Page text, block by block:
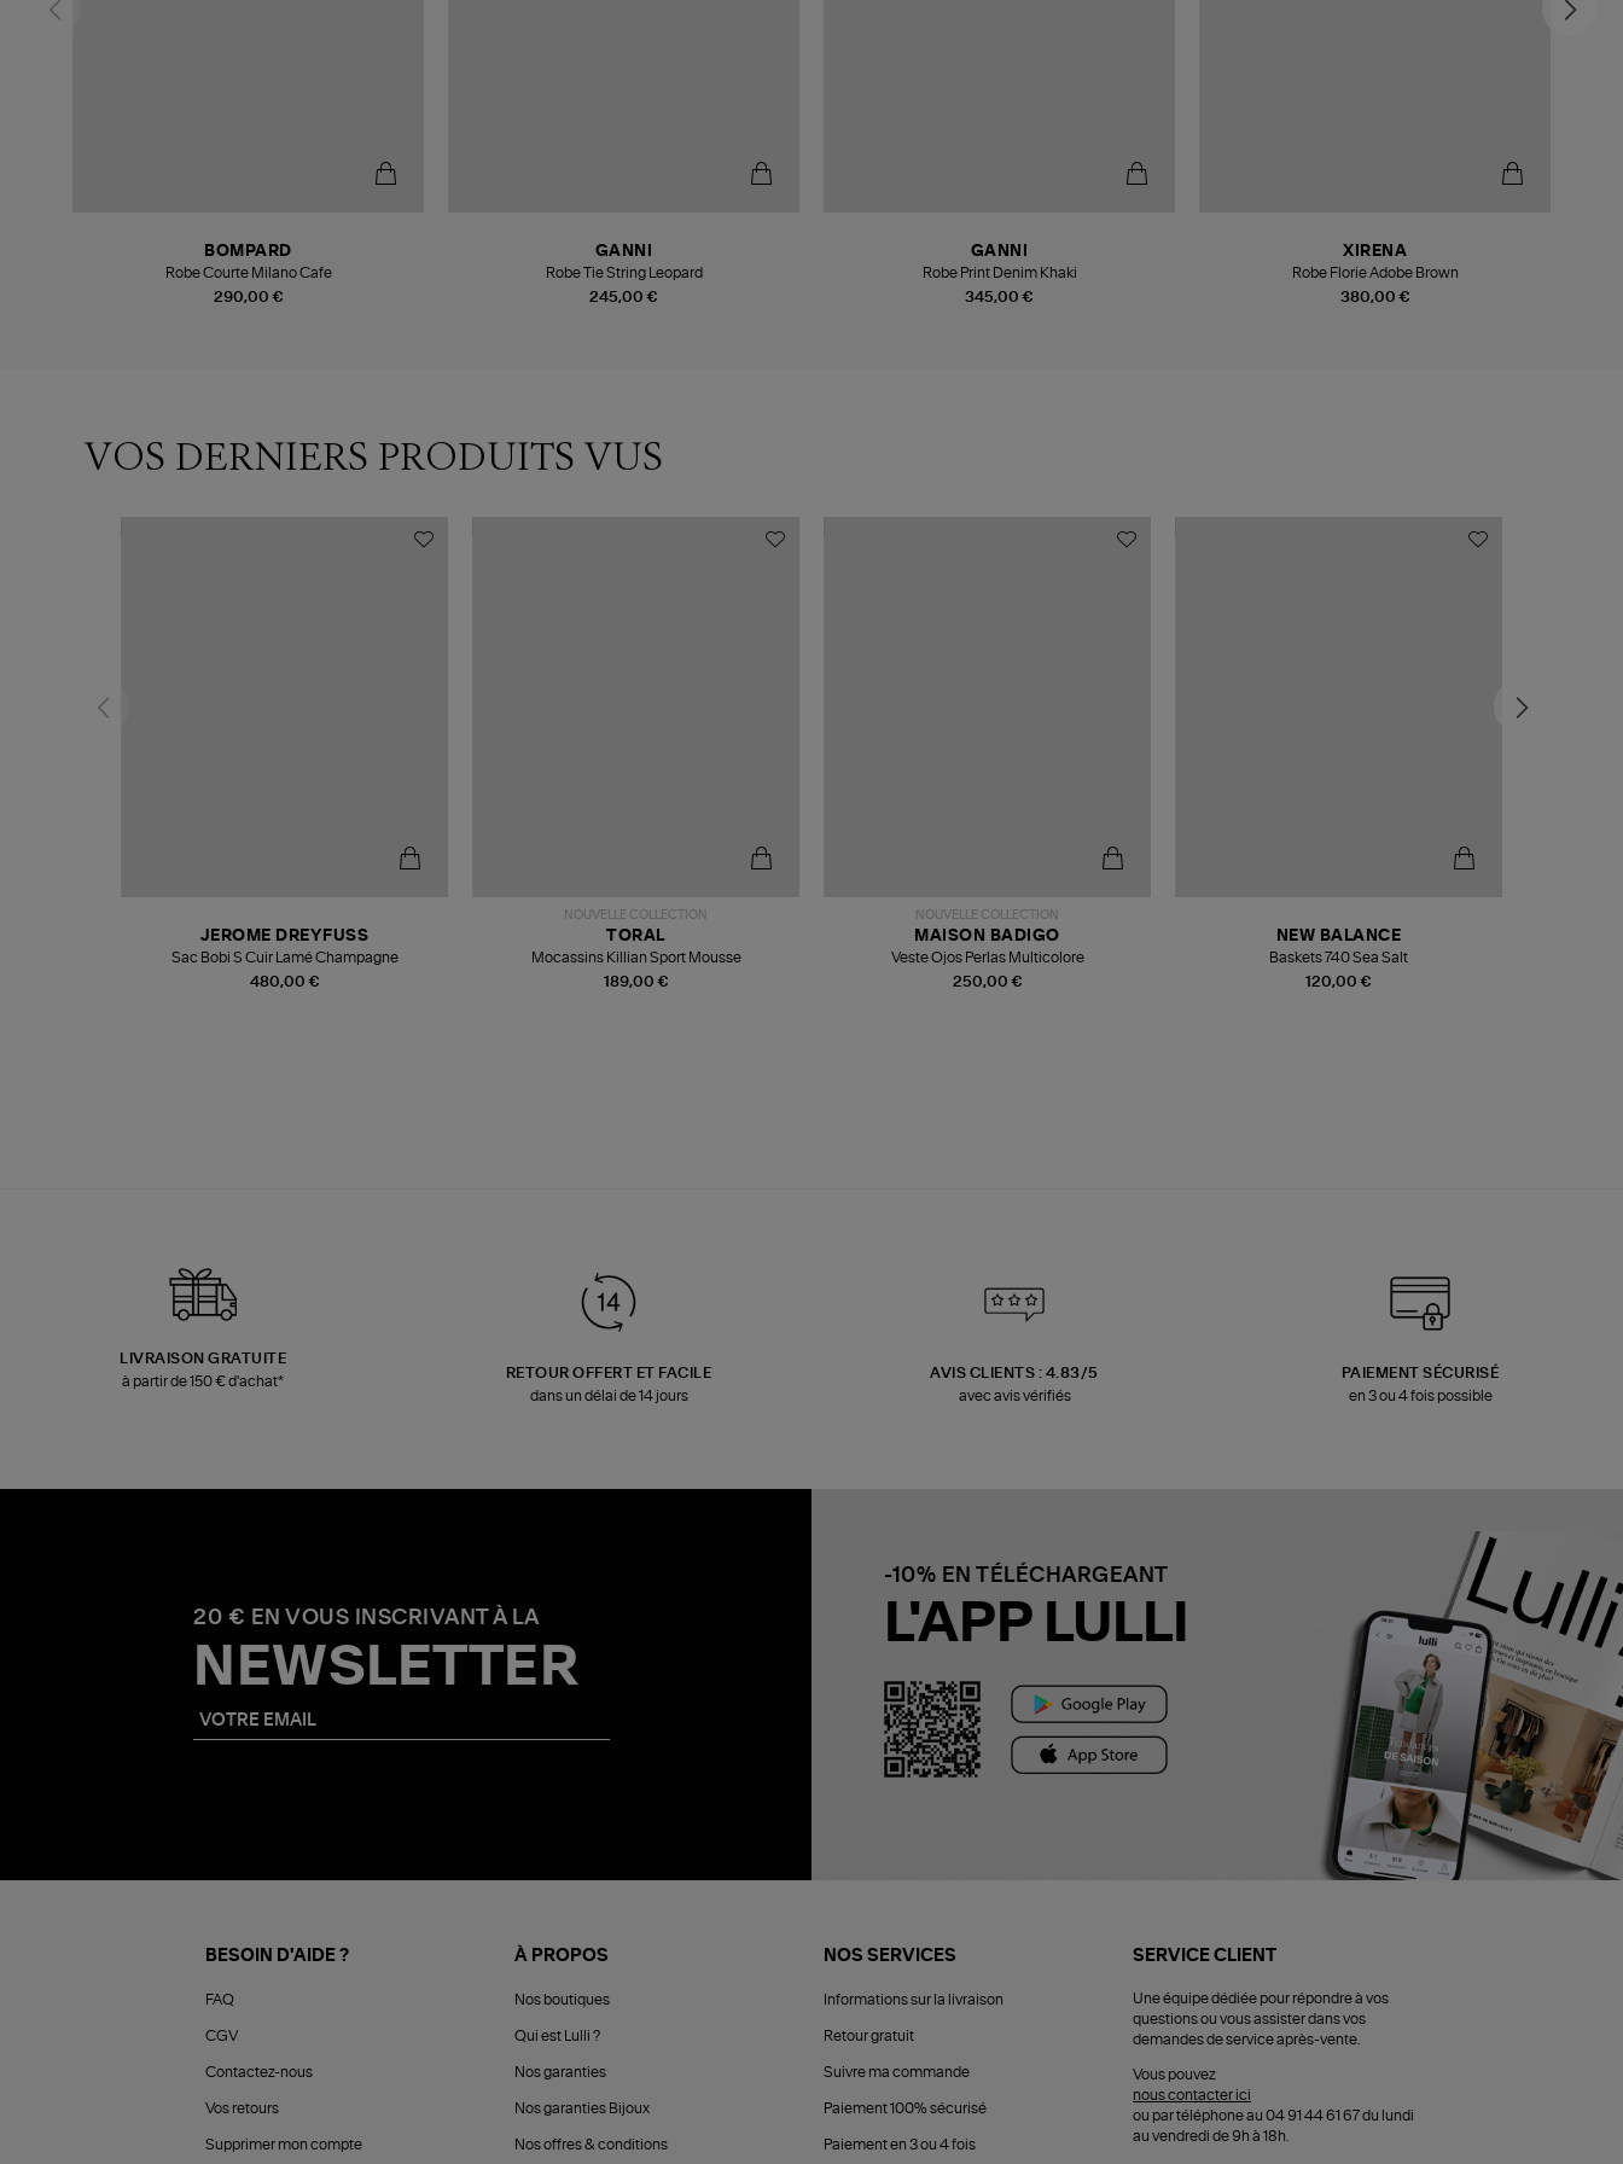
290,00 €
BOMPARD
Robe Courte Milano Cafe
245,00 €
GANNI
Robe Tie String Leopard
345,00 €
GANNI
Robe Print Denim Khaki
380,00 €
XIRENA
Robe Florie Adobe Brown
VOS DERNIERS PRODUITS VUS
480,00 €
JEROME DREYFUSS
Sac Bobi S Cuir Lamé Champagne
NOUVELLE COLLECTION
189,00 €
TORAL
Mocassins Killian Sport Mousse
NOUVELLE COLLECTION
250,00 €
MAISON BADIGO
Veste Ojos Perlas Multicolore
120,00 €
NEW BALANCE
Baskets 740 Sea Salt
LIVRAISON GRATUITE
à partir de 150 € d'achat*
RETOUR OFFERT ET FACILE
dans un délai de 14 jours
AVIS CLIENTS : 4.83/5
avec avis vérifiés
PAIEMENT SÉCURISÉ
en 3 ou 4 fois possible
20 € EN VOUS INSCRIVANT À LA
NEWSLETTER
-10% EN TÉLÉCHARGEANT
L'APP LULLI
BESOIN D'AIDE ?
FAQ
CGV
Contactez-nous
Vos retours
Supprimer mon compte
À PROPOS
Nos boutiques
Qui est Lulli ?
Nos garanties
Nos garanties Bijoux
Nos offres & conditions
NOS SERVICES
Informations sur la livraison
Retour gratuit
Suivre ma commande
Paiement 100% sécurisé
Paiement en 3 ou 4 fois
SERVICE CLIENT
Une équipe dédiée pour répondre à vos
questions ou vous assister dans vos
demandes de service après-vente.
Vous pouvez
nous contacter ici
ou par téléphone au 04 91 44 61 67 du lundi
au vendredi de 9h à 18h.